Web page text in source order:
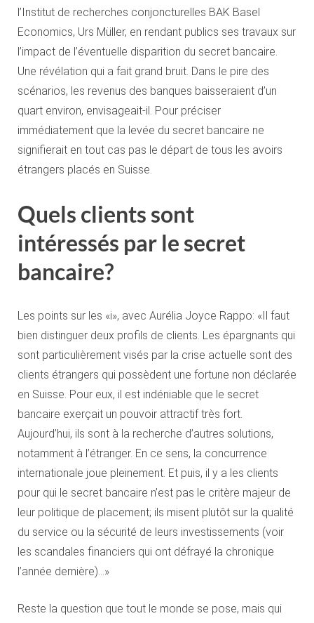
l’Institut de recherches conjoncturelles BAK Basel
Economics, Urs Müller, en rendant publics ses travaux sur
l’impact de l’éventuelle disparition du secret bancaire.
Une révélation qui a fait grand bruit. Dans le pire des
scénarios, les revenus des banques baisseraient d’un
quart environ, envisageait-il. Pour préciser
immédiatement que la levée du secret bancaire ne
signifierait en tout cas pas le départ de tous les avoirs
étrangers placés en Suisse.
Quels clients sont
intéressés par le secret
bancaire?
Les points sur les «i», avec Aurélia Joyce Rappo: «Il faut
bien distinguer deux profils de clients. Les épargnants qui
sont particulièrement visés par la crise actuelle sont des
clients étrangers qui possèdent une fortune non déclarée
en Suisse. Pour eux, il est indéniable que le secret
bancaire exerçait un pouvoir attractif très fort.
Aujourd’hui, ils sont à la recherche d’autres solutions,
notamment à l’étranger. En ce sens, la concurrence
internationale joue pleinement. Et puis, il y a les clients
pour qui le secret bancaire n’est pas le critère majeur de
leur politique de placement; ils misent plutôt sur la qualité
du service ou la sécurité de leurs investissements (voir
les scandales financiers qui ont défrayé la chronique
l’année dernière)…»
Reste la question que tout le monde se pose, mais qui